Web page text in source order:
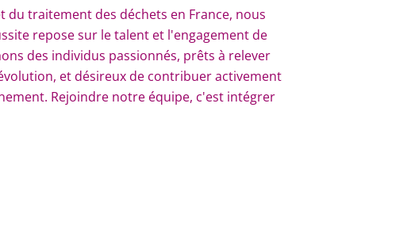
du traitement des déchets en France, nous
repose sur le talent et l'engagement de
des individus passionnés, prêts à relever
et désireux de contribuer activement
Rejoindre notre équipe, c'est intégrer
Nous offrons un cadre de travail